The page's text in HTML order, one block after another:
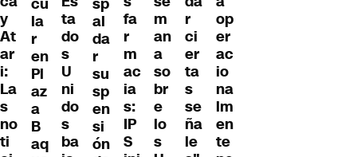
y
At
ar
i:
La
s
no
ti
la
r
en
Pl
az
a
B
aq
ta
do
s
U
ni
do
s
ba
al
da
r
su
sp
en
si
ón
fa
r
m
ac
ia
s:
IP
S
m
an
a
so
br
e
lo
s
r
ci
er
ta
s
se
ña
le
op
er
ac
io
na
lm
en
te